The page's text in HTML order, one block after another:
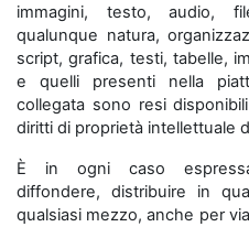
immagini, testo, audio,
qualunque natura,
script, grafica, testi, tabelle,
e quelli presenti nella
collegata sono resi
diritti di proprietà intellettuale
È in ogni caso
diffondere, distribuire in
qualsiasi mezzo, anche per